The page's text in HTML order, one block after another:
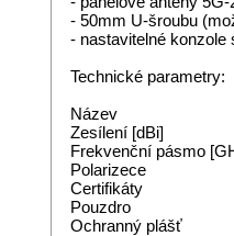
- 50mm U-šroubu
- nastavitelné konzole
Technické parametry:
Název
Zesílení
Frekvenční
Polarizece
Pouzdro
Ochranný